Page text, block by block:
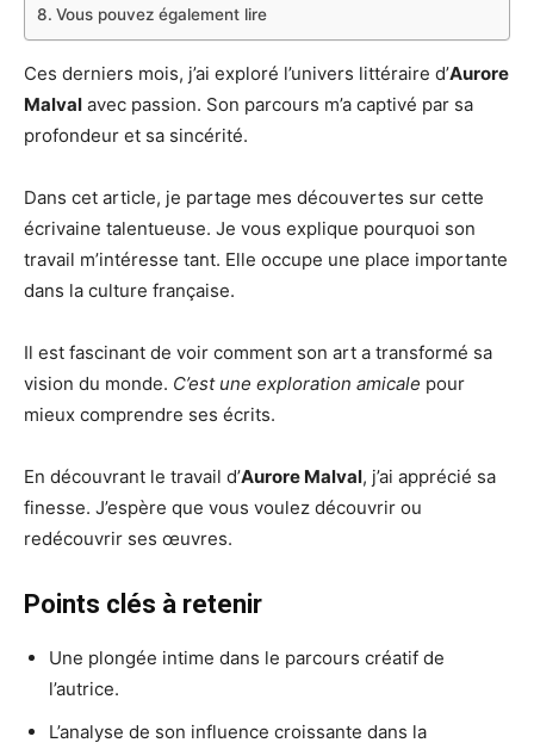
Vous pouvez également lire
Ces derniers mois, j’ai exploré l’univers littéraire d’Aurore
Malval avec passion. Son parcours m’a captivé par sa
profondeur et sa sincérité.
Dans cet article, je partage mes découvertes sur cette
écrivaine talentueuse. Je vous explique pourquoi son
travail m’intéresse tant. Elle occupe une place importante
dans la culture française.
Il est fascinant de voir comment son art a transformé sa
vision du monde. C’est une exploration amicale pour
mieux comprendre ses écrits.
En découvrant le travail d’Aurore Malval, j’ai apprécié sa
finesse. J’espère que vous voulez découvrir ou
redécouvrir ses œuvres.
Points clés à retenir
Une plongée intime dans le parcours créatif de
l’autrice.
L’analyse de son influence croissante dans la